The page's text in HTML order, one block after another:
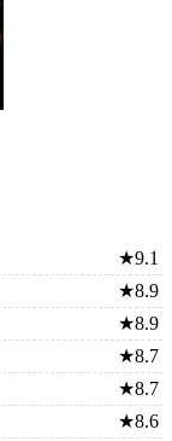
★9.1
★8.9
★8.9
★8.7
★8.7
★8.6